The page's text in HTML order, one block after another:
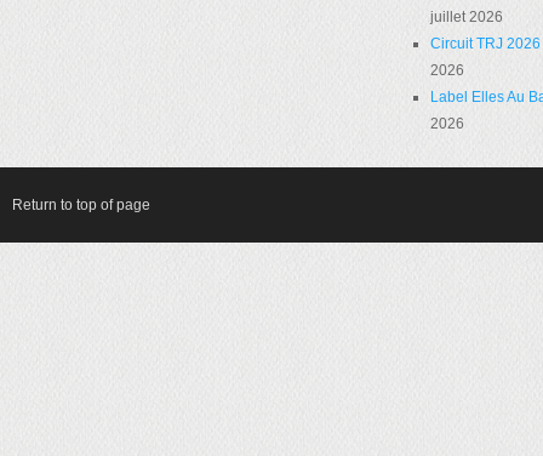
juillet 2026
Circuit TRJ
2026
Label Elles Au
2026
Return to top of page